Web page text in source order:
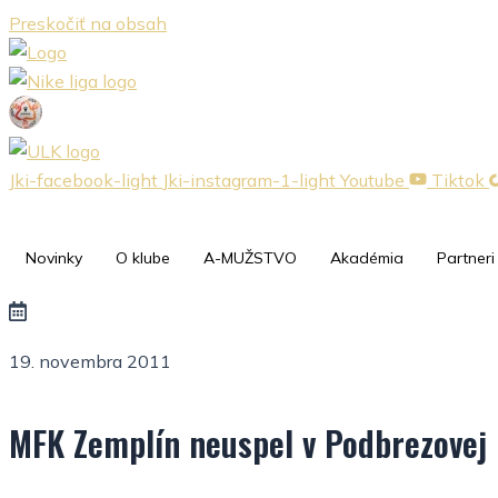
Preskočiť na obsah
Jki-facebook-light Jki-instagram-1-light Youtube Tiktok
Novinky O klube A-MUŽSTVO Akadémia Partneri
19. novembra 2011
MFK Zemplín neuspel v Podbrezovej